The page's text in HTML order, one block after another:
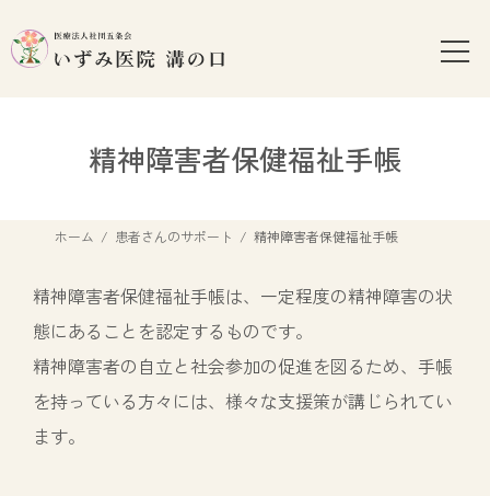
ン
テ
ビ
ゲ
精神障害者保健福祉手帳
ホーム 患者さんのサポート 精神障害者保健福祉手帳
精神障害者保健福祉手帳は、一定程度の精神障害の状
態にあることを認定するものです。
精神障害者の自立と社会参加の促進を図るため、手帳
を持っている方々には、様々な支援策が講じられてい
ます。